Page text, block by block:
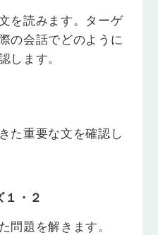
現在形）
くらい早く」のよう
ることができるよう
表現
かがですか」のよう
ります。
）
」「どの楽器を演奏
を読みます。ターゲ
の会話でどのように
します。
た重要な文を確認し
・２
問題を解きます。